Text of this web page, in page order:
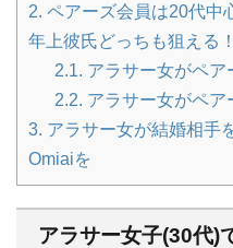
2. ペアーズ会員は20代中
年上彼氏どっちも狙える！
2.1. アラサー女がペア
2.2. アラサー女がペア
3. アラサー女が結婚相手
Omiaiを
アラサー女子(30代)